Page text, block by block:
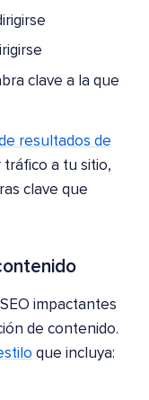
clave a la que
resultados de
tráfico a tu sitio,
clave que
impactantes
de contenido.
que incluya: